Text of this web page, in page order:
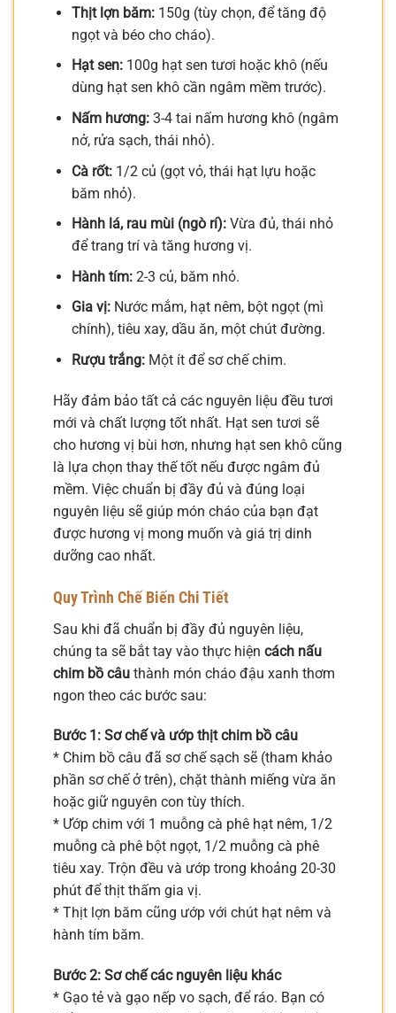
Thịt lợn băm:150g (tùy chọn, để tăng độ
ngọt và béo cho cháo).
Hạt sen:100g hạt sen tươi hoặc khô (nếu
dùng hạt sen khô cần ngâm mềm trước).
Nấm hương:3-4 tai nấm hương khô (ngâm
nở, rửa sạch, thái nhỏ).
Cà rốt:1/2 củ (gọt vỏ, thái hạt lựu hoặc
băm nhỏ).
Hành lá, rau mùi (ngò rí):Vừa đủ, thái nhỏ
để trang trí và tăng hương vị.
Hành tím:2-3 củ, băm nhỏ.
Gia vị:Nước mắm, hạt nêm, bột ngọt (mì
chính), tiêu xay, dầu ăn, một chút đường.
Rượu trắng:Một ít để sơ chế chim.
Hãy đảm bảo tất cả các nguyên liệu đều tươi
mới và chất lượng tốt nhất. Hạt sen tươi sẽ
cho hương vị bùi hơn, nhưng hạt sen khô cũng
là lựa chọn thay thế tốt nếu được ngâm đủ
mềm. Việc chuẩn bị đầy đủ và đúng loại
nguyên liệu sẽ giúp món cháo của bạn đạt
được hương vị mong muốn và giá trị dinh
dưỡng cao nhất.
Quy Trình Chế Biến Chi Tiết
Sau khi đã chuẩn bị đầy đủ nguyên liệu,
chúng ta sẽ bắt tay vào thực hiện cách nấu
chim bồ câu thành món cháo đậu xanh thơm
ngon theo các bước sau:
Bước 1: Sơ chế và ướp thịt chim bồ câu
* Chim bồ câu đã sơ chế sạch sẽ (tham khảo
phần sơ chế ở trên), chặt thành miếng vừa ăn
hoặc giữ nguyên con tùy thích.
* Ướp chim với 1 muỗng cà phê hạt nêm, 1/2
muỗng cà phê bột ngọt, 1/2 muỗng cà phê
tiêu xay. Trộn đều và ướp trong khoảng 20-30
phút để thịt thấm gia vị.
* Thịt lợn băm cũng ướp với chút hạt nêm và
hành tím băm.
Bước 2: Sơ chế các nguyên liệu khác
* Gạo tẻ và gạo nếp vo sạch, để ráo. Bạn có